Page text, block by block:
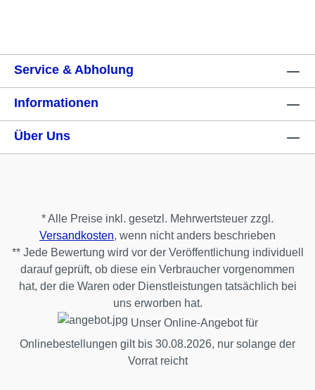
Service & Abholung
Informationen
Über Uns
* Alle Preise inkl. gesetzl. Mehrwertsteuer zzgl.
Versandkosten, wenn nicht anders beschrieben
** Jede Bewertung wird vor der Veröffentlichung individuell
darauf geprüft, ob diese ein Verbraucher vorgenommen
hat, der die Waren oder Dienstleistungen tatsächlich bei
uns erworben hat.
Unser Online-Angebot für
Onlinebestellungen gilt bis 30.08.2026, nur solange der
Vorrat reicht